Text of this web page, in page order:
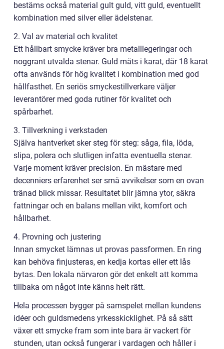
bestäms också material gult guld, vitt guld, eventuellt
kombination med silver eller ädelstenar.
2. Val av material och kvalitet
Ett hållbart smycke kräver bra metalllegeringar och
noggrant utvalda stenar. Guld mäts i karat, där 18 karat
ofta används för hög kvalitet i kombination med god
hållfasthet. En seriös smyckestillverkare väljer
leverantörer med goda rutiner för kvalitet och
spårbarhet.
3. Tillverkning i verkstaden
Själva hantverket sker steg för steg: såga, fila, löda,
slipa, polera och slutligen infatta eventuella stenar.
Varje moment kräver precision. En mästare med
decenniers erfarenhet ser små avvikelser som en ovan
tränad blick missar. Resultatet blir jämna ytor, säkra
fattningar och en balans mellan vikt, komfort och
hållbarhet.
4. Provning och justering
Innan smycket lämnas ut provas passformen. En ring
kan behöva finjusteras, en kedja kortas eller ett lås
bytas. Den lokala närvaron gör det enkelt att komma
tillbaka om något inte känns helt rätt.
Hela processen bygger på samspelet mellan kundens
idéer och guldsmedens yrkesskicklighet. På så sätt
växer ett smycke fram som inte bara är vackert för
stunden, utan också fungerar i vardagen och håller i